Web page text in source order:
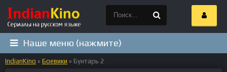
Наше меню (нажмите)
IndianKino » Боевики » Бунтарь 2